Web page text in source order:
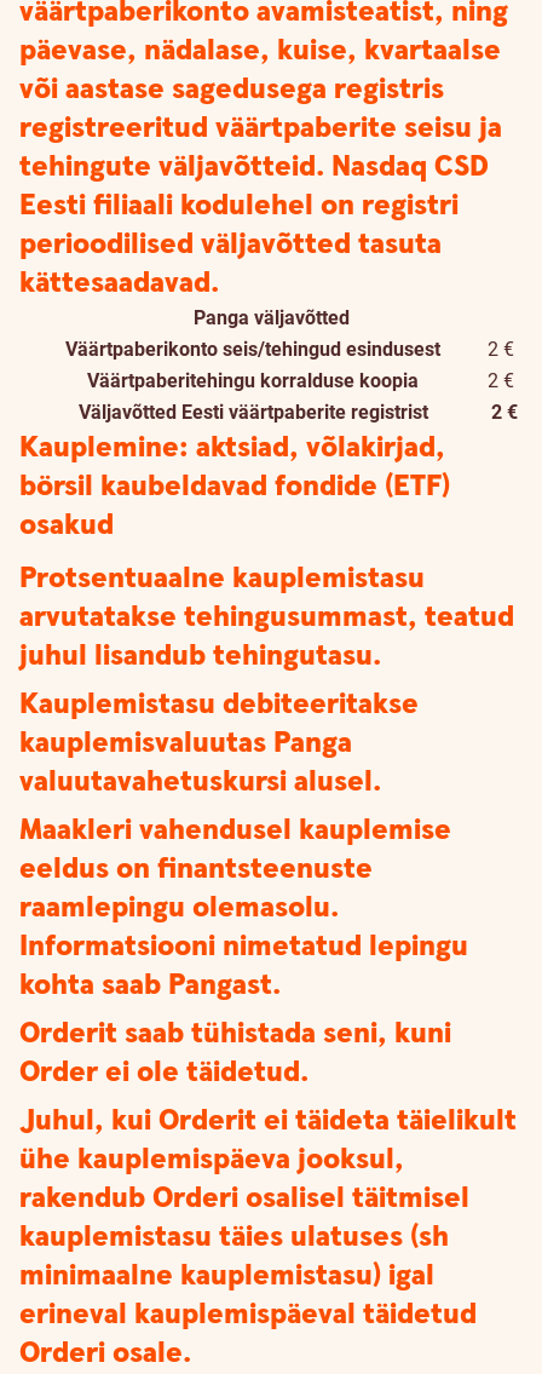
väärtpaberikonto avamisteatist, ning
päevase, nädalase, kuise, kvartaalse
või aastase sagedusega registris
registreeritud väärtpaberite seisu ja
tehingute väljavõtteid. Nasdaq CSD
Eesti filiaali kodulehel on registri
perioodilised väljavõtted tasuta
kättesaadavad.
Panga väljavõtted
Väärtpaberikonto seis/tehingud esindusest
2 €
Väärtpaberitehingu korralduse koopia
2 €
Väljavõtted Eesti väärtpaberite registrist
2 €
Kauplemine: aktsiad, võlakirjad,
börsil kaubeldavad fondide (ETF)
osakud
Protsentuaalne kauplemistasu
arvutatakse tehingusummast, teatud
juhul lisandub tehingutasu.
Kauplemistasu debiteeritakse
kauplemisvaluutas Panga
valuutavahetuskursi alusel.
Maakleri vahendusel kauplemise
eeldus on finantsteenuste
raamlepingu olemasolu.
Informatsiooni nimetatud lepingu
kohta saab Pangast.
Orderit saab tühistada seni, kuni
Order ei ole täidetud.
Juhul, kui Orderit ei täideta täielikult
ühe kauplemispäeva jooksul,
rakendub Orderi osalisel täitmisel
kauplemistasu täies ulatuses (sh
minimaalne kauplemistasu) igal
erineval kauplemispäeval täidetud
Orderi osale.